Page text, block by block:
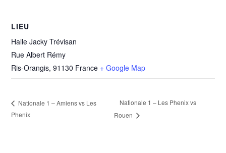
LIEU
Halle Jacky Trévisan
Rue Albert Rémy
Ris-Orangis, 91130 France + Google Map
Nationale 1 – Amiens vs Les
Phenix
Nationale 1 – Les Phenix vs
Rouen